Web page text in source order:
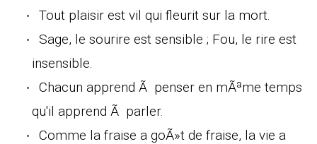
Tout plaisir est vil qui fleurit sur la mort.
Sage, le sourire est sensible ; Fou, le rire est
insensible.
Chacun apprend Ã penser en mÃªme temps
qu'il apprend Ã parler.
Comme la fraise a goÃ»t de fraise, la vie a